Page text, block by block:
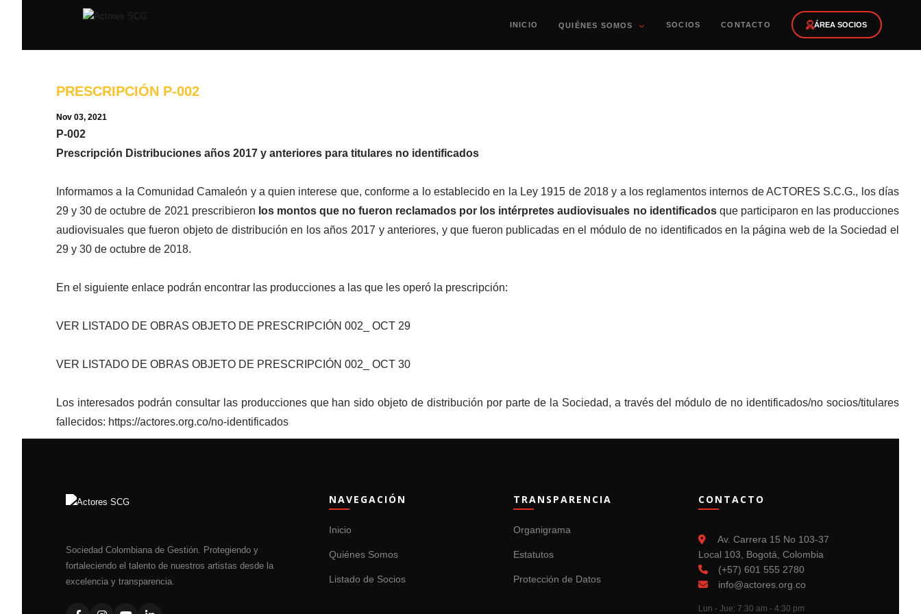
INICIO QUIÉNES SOMOS SOCIOS CONTACTO ÁREA SOCIOS
​PRESCRIPCIÓN P-002
Nov 03, 2021
P-002
Prescripción Distribuciones años 2017 y anteriores para titulares no identificados
Informamos a la Comunidad Camaleón y a quien interese que, conforme a lo establecido en la Ley 1915 de 2018 y a los reglamentos internos de ACTORES S.C.G., los días
29 y 30 de octubre de 2021 prescribieron los montos que no fueron reclamados por los intérpretes audiovisuales no identificados que participaron en las producciones
audiovisuales que fueron objeto de distribución en los años 2017 y anteriores, y que fueron publicadas en el módulo de no identificados en la página web de la Sociedad el
29 y 30 de octubre de 2018.
En el siguiente enlace podrán encontrar las producciones a las que les operó la prescripción:
​​VER LISTADO DE OBRAS OBJETO DE PRESCRIPCIÓN 002_ OCT 29
​VER LISTADO DE OBRAS OBJETO DE PRESCRIPCIÓN 002_ OCT 30
Los interesados podrán consultar las producciones que han sido objeto de distribución por parte de la Sociedad, a través del módulo de no identificados/no socios/titulares
fallecidos: https://actores.org.co/no-identificados
Sociedad Colombiana de Gestión. Protegiendo y
fortaleciendo el talento de nuestros artistas desde la
excelencia y transparencia.
NAVEGACIÓN
Inicio
Quiénes Somos
Listado de Socios
TRANSPARENCIA
Organigrama
Estatutos
Protección de Datos
CONTACTO
Av. Carrera 15 No 103-37
Local 103, Bogotá, Colombia
(+57) 601 555 2780
info@actores.org.co
Lun - Jue: 7:30 am - 4:30 pm